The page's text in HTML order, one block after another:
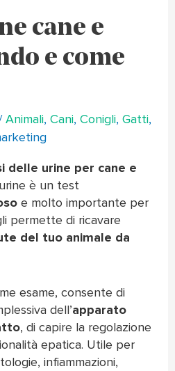
cane e
e come
Animali, Cani, Conigli, Gatti,
delle urine per cane e
urine è un test
e molto importante per
permette di ricavare
del tuo animale da
esame, consente di
dell’apparato
, di capire la regolazione
epatica. Utile per
infiammazioni,